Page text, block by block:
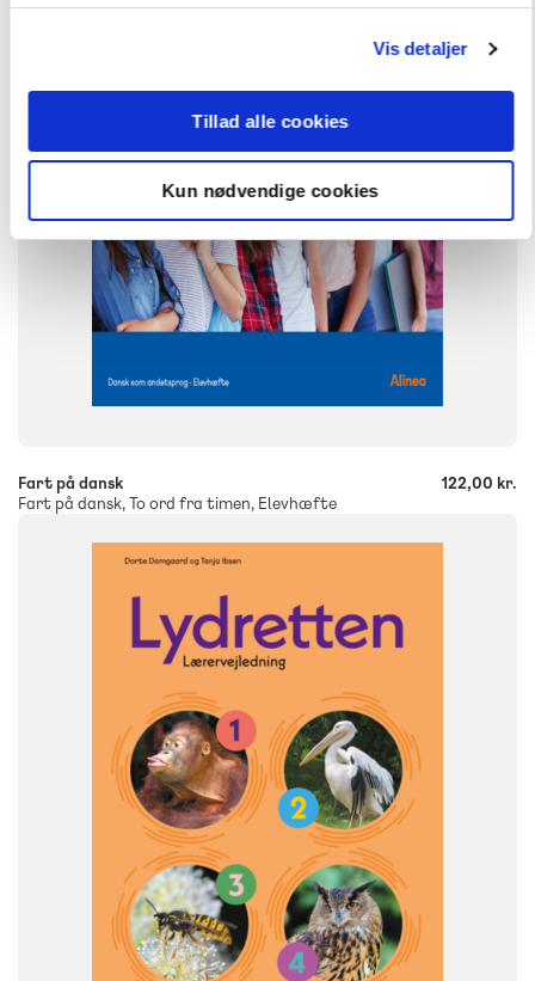
Vis detaljer
Tillad alle cookies
Kun nødvendige cookies
Engangsbog
+
Fart på dansk
Fart på dansk, To ord fra timen, Elevhæfte
122,00 kr.
5. klasse 6. klasse
9788723548474